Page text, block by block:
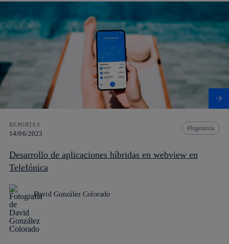
REPORTES
14/06/2023
Ingeniería
Desarrollo de aplicaciones híbridas en webview en
Telefónica
David González Colorado